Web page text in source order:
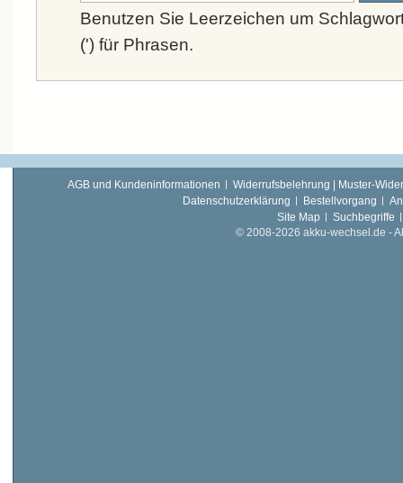
Benutzen Sie Leerzeichen um
(') für Phrasen.
AGB und Kundeninformationen
Widerrufsbelehrung | Muster-
Datenschutzerklärung
Bestellvorgang
Site Map
Suchbegriffe
© 2008-2026 akku-wechsel.de -